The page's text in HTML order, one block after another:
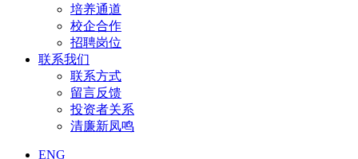
培养通道
校企合作
招聘岗位
联系我们
联系方式
留言反馈
投资者关系
清廉新凤鸣
ENG